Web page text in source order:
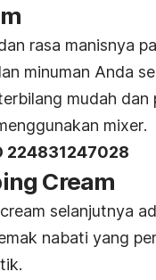
rasa manisnya
minuman Anda
mudah
mixer.
224831247028
Cream
selanjutnya
nabati yang